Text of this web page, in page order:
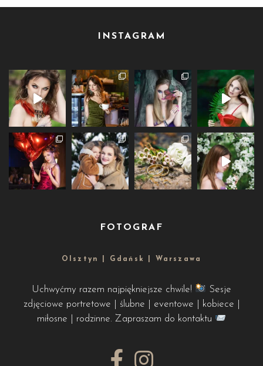
INSTAGRAM
FOTOGRAF
Olsztyn | Gdańsk | Warszawa
Uchwyćmy razem najpiękniejsze chwile!
Sesje
zdjęciowe portretowe | ślubne | eventowe | kobiece |
miłosne | rodzinne. Zapraszam do kontaktu